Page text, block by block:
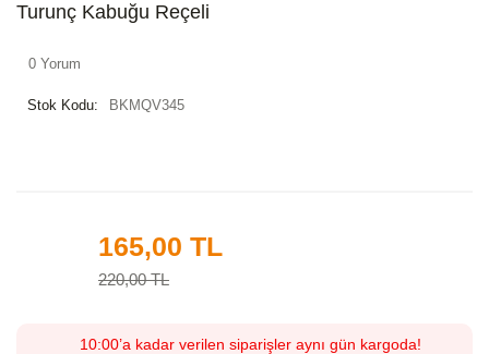
Turunç Kabuğu Reçeli
0 Yorum
Stok Kodu: BKMQV345
165,00 TL
220,00 TL
10:00’a kadar verilen siparişler aynı gün kargoda!